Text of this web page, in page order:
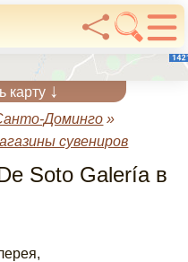
карту ↓
Доминго »
сувениров
Soto Galería в